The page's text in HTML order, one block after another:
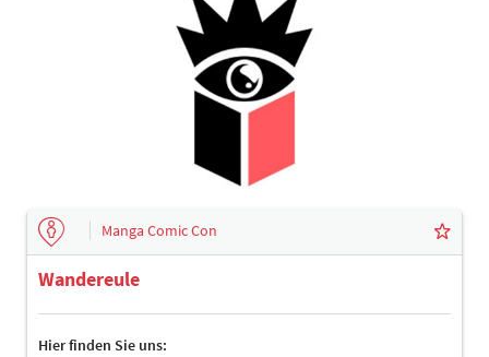
Manga Comic Con
Wandereule
Hier finden Sie uns: